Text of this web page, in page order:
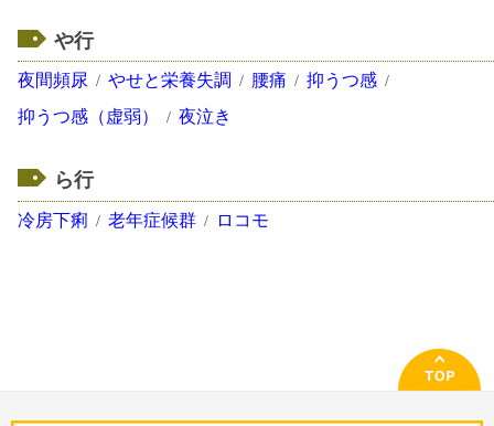
や行
夜間頻尿 やせと栄養失調 腰痛
抑うつ感
抑うつ感（虚弱）
夜泣き
ら行
冷房下痢 老年症候群 ロコモ